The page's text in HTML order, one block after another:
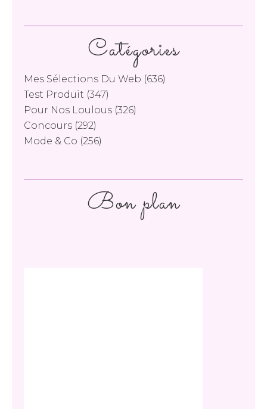
Catégories
Mes Sélections Du Web (636)
Test Produit (347)
Pour Nos Loulous (326)
Concours (292)
Mode & Co (256)
Bon plan